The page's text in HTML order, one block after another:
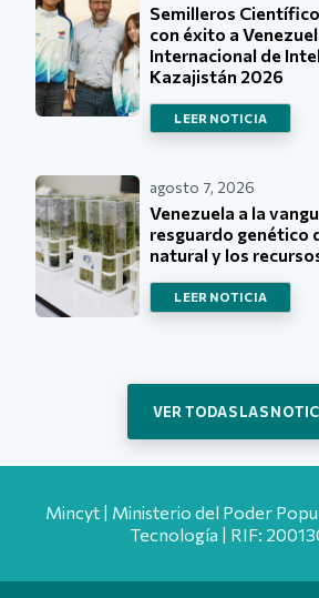
Semilleros
con éxito a
Internacional de
Kazajistán 2026
LEER NOTICIA
agosto 7, 2026
Venezuela a la
resguardo genético
natural y los
LEER NOTICIA
VER TODAS LAS
Mincyt | Ministerio del Poder
Tecnología | RIF: